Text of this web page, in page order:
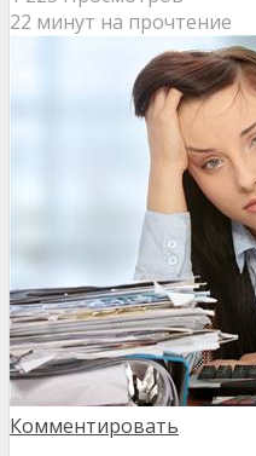
22 минут на прочтение
Комментировать